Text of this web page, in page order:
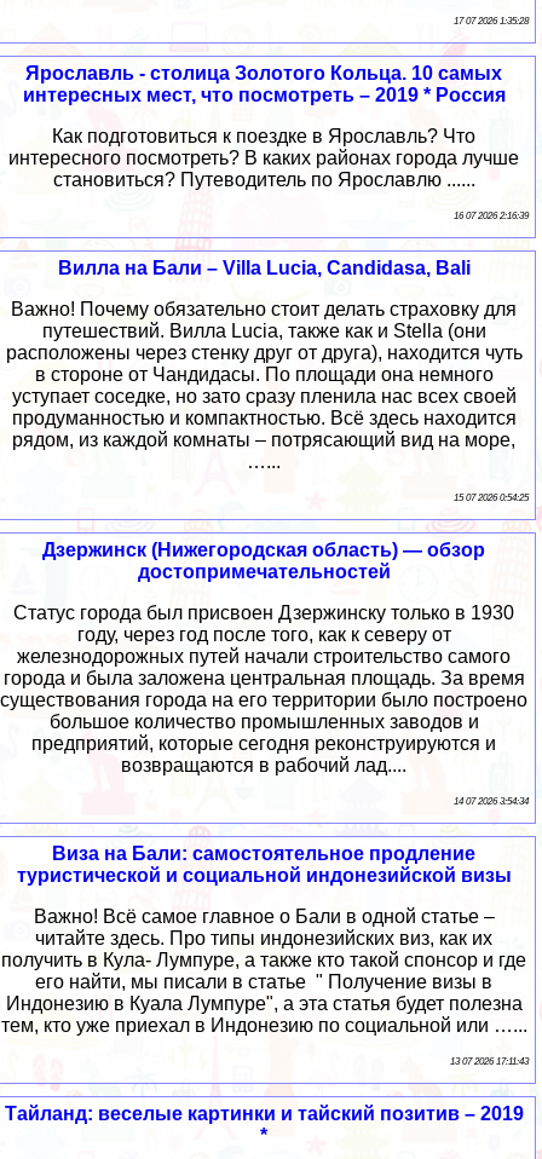
17 07 2026 1:35:28
Ярославль - столица Золотого Кольца. 10 самых
интересных мест, что посмотреть – 2019 * Россия
Как подготовиться к поездке в Ярославль? Что
интересного посмотреть? В каких районах города лучше
становиться? Путеводитель по Ярославлю ......
16 07 2026 2:16:39
Вилла на Бали – Villa Lucia, Candidasa, Bali
Важно! Почему обязательно стоит делать страховку для
путешествий. Вилла Lucia, также как и Stella (они
расположены через стенку друг от друга), находится чуть
в стороне от Чандидасы. По площади она немного
уступает соседке, но зато сразу пленила нас всех своей
продуманностью и компактностью. Всё здесь находится
рядом, из каждой комнаты – потрясающий вид на море,
…...
15 07 2026 0:54:25
Дзержинск (Нижегородская область) — обзор
достопримечательностей
Статус города был присвоен Дзержинску только в 1930
году, через год после того, как к северу от
железнодорожных путей начали строительство самого
города и была заложена центральная площадь. За время
существования города на его территории было построено
большое количество промышленных заводов и
предприятий, которые сегодня реконструируются и
возвращаются в рабочий лад....
14 07 2026 3:54:34
Виза на Бали: самостоятельное продление
туристической и социальной индонезийской визы
Важно! Всё самое главное о Бали в одной статье –
читайте здесь. Про типы индонезийских виз, как их
получить в Кула- Лумпуре, а также кто такой спонсор и где
его найти, мы писали в статье " Получение визы в
Индонезию в Куала Лумпуре", а эта статья будет полезна
тем, кто уже приехал в Индонезию по социальной или …...
13 07 2026 17:11:43
Тайланд: веселые картинки и тайский позитив – 2019
*